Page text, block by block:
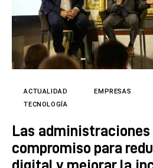
ACTUALIDAD EMPRESAS
TECNOLOGÍA
Las administraciones
compromiso para